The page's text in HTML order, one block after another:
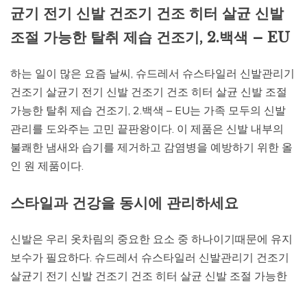
균기 전기 신발 건조기 건조 히터 살균 신발
조절 가능한 탈취 제습 건조기, 2.백색 – EU
하는 일이 많은 요즘 날씨, 슈드레서 슈스타일러 신발관리기
건조기 살균기 전기 신발 건조기 건조 히터 살균 신발 조절
가능한 탈취 제습 건조기, 2.백색 – EU는 가족 모두의 신발
관리를 도와주는 고민 끝판왕이다. 이 제품은 신발 내부의
불쾌한 냄새와 습기를 제거하고 감염병을 예방하기 위한 올
인 원 제품이다.
스타일과 건강을 동시에 관리하세요
신발은 우리 옷차림의 중요한 요소 중 하나이기때문에 유지
보수가 필요하다. 슈드레서 슈스타일러 신발관리기 건조기
살균기 전기 신발 건조기 건조 히터 살균 신발 조절 가능한